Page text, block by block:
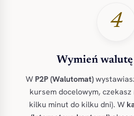
4
Wymień walutę
W P2P (Walutomat)
kursem docelowym,
kilku minut do kilku dni). W